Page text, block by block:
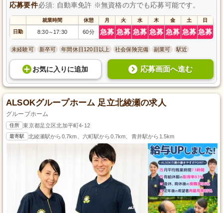
応募要件必須: 自動車免許 ※無資格の方でも応募可能です。
就業時間 休憩 月 火 水 木 金 土 日
日勤 8:30～ 17:30 60分 急募 急募 急募 急募 急募 急募 急募
未経験可 新卒可 年間休日120日以上 社会保険完備 副業可 駅近
お気に入り に追加 応募画面へ進む
ALSOKグループホーム 足立北綾瀬の求人
グループホーム
住所 東京都足立区北加平町4-12
最寄駅 北綾瀬駅から0.7km、六町駅から0.7km、青井駅から1.5km